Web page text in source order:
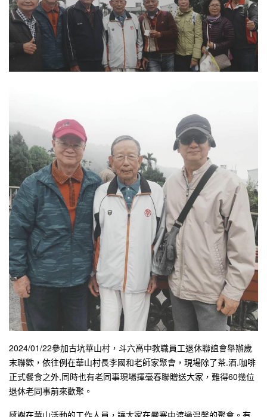
2024/01/22參加古坑華山村，斗六高中教職員工退休聯誼會舉辦歲
末聯歡，依往例在華山村長李國和老師家聚會，現場除了茶.酒.咖啡
正式餐食之外,同時也有老同事現場揮毫春聯贈送大家，難得60幾位
退休老同事前來歡聚。